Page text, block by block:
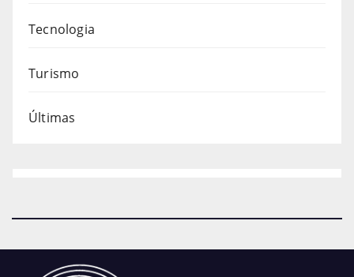
Tecnologia
Turismo
Últimas